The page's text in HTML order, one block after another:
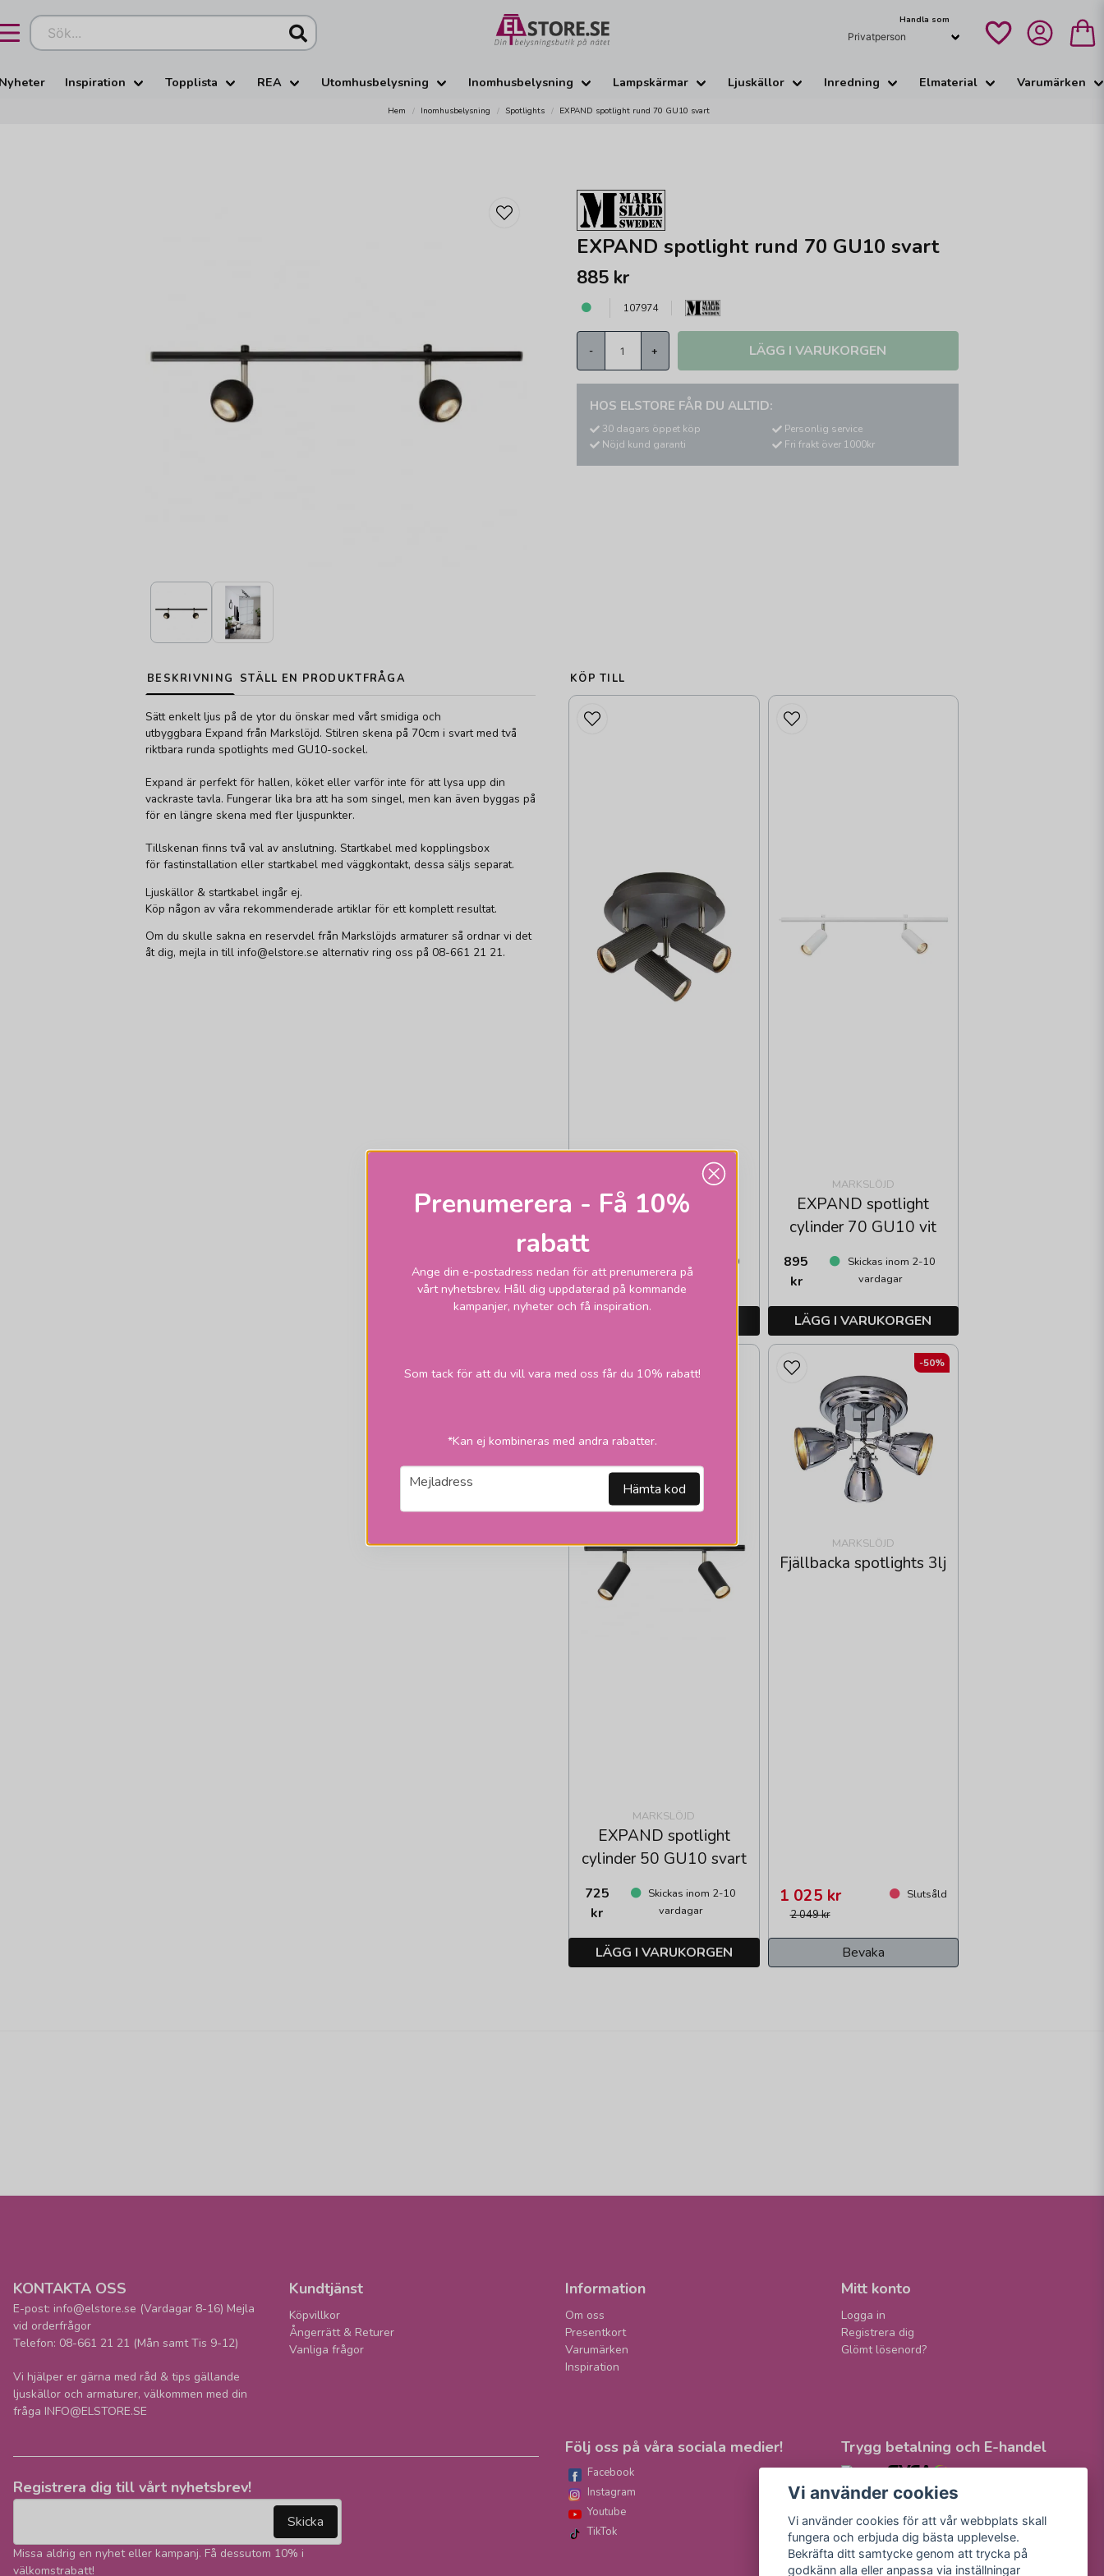
Sök... Handla som
Inspiration Topplista REA Utomhusbelysning Inomhusbelysning Lampskärmar Ljuskällor Inredning Elmaterial Varumärken
Hem Inomhusbelysning Spotlights EXPAND spotlight rund 70 GU10 svart
EXPAND spotlight rund 70 GU10 svart
885 kr
107974
- + LÄGG I VARUKORGEN
HOS ELSTORE FÅR DU ALLTID:
30 dagars öppet köp
Nöjd kund garanti
Personlig service
Fri frakt över 1000kr
BESKRIVNING STÄLL EN PRODUKTFRÅGA
Sätt enkelt ljus på de ytor du önskar med vårt smidiga och
utbyggbara Expand från Markslöjd. Stilren skena på 70cm i svart med två
riktbara runda spotlights med GU10-sockel.
Expand är perfekt för hallen, köket eller varför inte för att lysa upp din
vackraste tavla. Fungerar lika bra att ha som singel, men kan även byggas på
för en längre skena med fler ljuspunkter.
Tillskenan finns två val av anslutning. Startkabel med kopplingsbox
för fastinstallation eller startkabel med väggkontakt, dessa säljs separat.
Ljuskällor & startkabel ingår ej.
Köp någon av våra rekommenderade artiklar för ett komplett resultat.
Om du skulle sakna en reservdel från Markslöjds armaturer så ordnar vi det
åt dig, mejla in till info@elstore.se alternativ ring oss på 08-661 21 21.
KÖP TILL
Costilla spotlight 3lj
kr
Skickas inom 2-10
vardagar
MARKSLÖJD
EXPAND spotlight
cylinder 70 GU10 vit
895
kr
Skickas inom 2-10
vardagar
LÄGG I VARUKORGEN
MARKSLÖJD
EXPAND spotlight
cylinder 50 GU10 svart
725
kr
Skickas inom 2-10
vardagar
LÄGG I VARUKORGEN
MARKSLÖJD
Fjällbacka spotlights 3lj
2 049 kr
1 025 kr Slutsåld
Bevaka
-50%
Prenumerera - Få 10%
rabatt
Ange din e-postadress nedan för att prenumerera på
vårt nyhetsbrev. Håll dig uppdaterad på kommande
kampanjer, nyheter och få inspiration.
Som tack för att du vill vara med oss får du 10% rabatt!
*Kan ej kombineras med andra rabatter.
email
Mejladress Hämta kod
KONTAKTA OSS
E-post: info@elstore.se (Vardagar 8-16) Mejla
vid orderfrågor
Telefon: 08-661 21 21 (Mån samt Tis 9-12)
Vi hjälper er gärna med råd & tips gällande
ljuskällor och armaturer, välkommen med din
fråga INFO@ELSTORE.SE
Kundtjänst
Köpvillkor
Ångerrätt & Returer
Vanliga frågor
Information
Om oss
Presentkort
Varumärken
Inspiration
Mitt konto
Logga in
Registrera dig
Glömt lösenord?
Registrera dig till vårt nyhetsbrev!
Skicka
Missa aldrig en nyhet eller kampanj. Få dessutom 10% i
välkomstrabatt!
Följ oss på våra sociala medier!
Facebook
Instagram
Youtube
TikTok
Trygg betalning och E-handel
Vi använder cookies
Vi använder cookies för att vår webbplats skall
fungera och erbjuda dig bästa upplevelse.
Bekräfta ditt samtycke genom att trycka på
godkänn alla eller anpassa via inställningar